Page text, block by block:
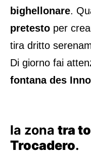
bighellonare.
pretesto per
tira dritto
Di giorno fai
fontana des
la zona tra
Trocadero.